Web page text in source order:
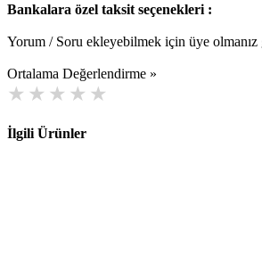
Bankalara özel taksit seçenekleri :
Yorum / Soru ekleyebilmek için üye olmanız
Ortalama Değerlendirme »
İlgili Ürünler